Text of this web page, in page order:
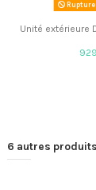
Unité extérieure
6 autres